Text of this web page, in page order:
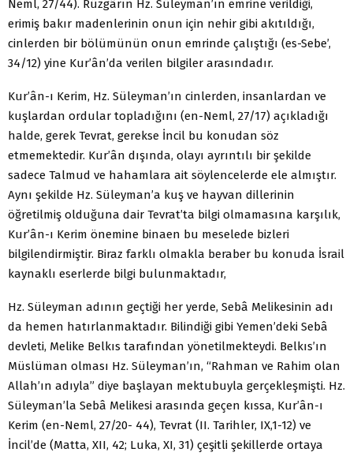
Neml, 27/44). Rüzgârın Hz. Süleyman’ın emrine verildiği,
erimiş bakır madenlerinin onun için nehir gibi akıtıldığı,
cinlerden bir bölümünün onun emrinde çalıştığı (es-Sebe’,
34/12) yine Kur’ân’da verilen bilgiler arasındadır.
Kur’ân-ı Kerim, Hz. Süleyman’ın cinlerden, insanlardan ve
kuşlardan ordular topladığını (en-Neml, 27/17) açıkladığı
halde, gerek Tevrat, gerekse İncil bu konudan söz
etmemektedir. Kur’ân dışında, olayı ayrıntılı bir şekilde
sadece Talmud ve hahamlara ait söylencelerde ele almıştır.
Aynı şekilde Hz. Süleyman’a kuş ve hayvan dillerinin
öğretilmiş olduğuna dair Tevrat’ta bilgi olmamasına karşılık,
Kur’ân-ı Kerim önemine binaen bu meselede bizleri
bilgilendirmiştir. Biraz farklı olmakla beraber bu konuda İsrail
kaynaklı eserlerde bilgi bulunmaktadır,
Hz. Süleyman adının geçtiği her yerde, Sebâ Melikesinin adı
da hemen hatırlanmaktadır. Bilindiği gibi Yemen’deki Sebâ
devleti, Melike Belkıs tarafından yönetilmekteydi. Belkıs’ın
Müslüman olması Hz. Süleyman’ın, “Rahman ve Rahim olan
Allah’ın adıyla” diye başlayan mektubuyla gerçekleşmişti. Hz.
Süleyman’la Sebâ Melikesi arasında geçen kıssa, Kur’ân-ı
Kerim (en-Neml, 27/20- 44), Tevrat (II. Tarihler, IX,1-12) ve
İncil’de (Matta, XII, 42; Luka, XI, 31) çeşitli şekillerde ortaya